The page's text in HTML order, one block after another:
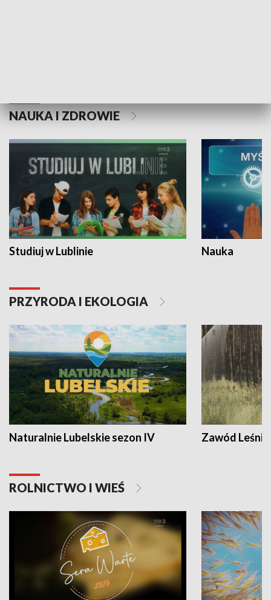
NAUKA I ZDROWIE
Studiuj w Lublinie Nauka
PRZYRODA I EKOLOGIA
Naturalnie Lubelskie sezon IV Zawód Leśnik
ROLNICTWO I WIEŚ